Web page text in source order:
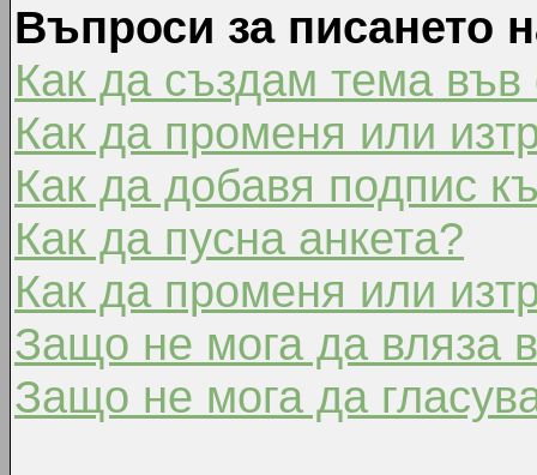
Въпроси за писането
Как да създам тема
Как да променя или
Как да добавя подпис
Как да пусна анкета?
Как да променя или
Защо не мога да вляза
Защо не мога да